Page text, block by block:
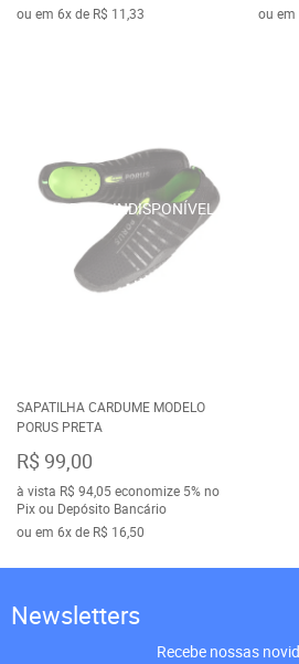
ou em 6xde R$ 11,33
ou em
SAPATILHA CARDUME MODELO
PORUS PRETA
R$ 99,00
à vista R$ 94,05economize 5%no
Pix ou Depósito Bancário
ou em 6xde R$ 16,50
Newsletters
Recebe nossas